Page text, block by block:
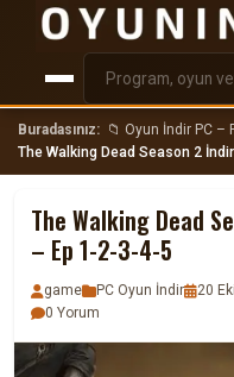
Buradasınız: 📁 Oyun İndir PC –
The Walking Dead Season 2
The Walking Dead
– Ep 1-2-3-4-5
game PC Oyun İndir 20
0 Yorum